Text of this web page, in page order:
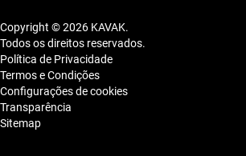
Mercedes Benz C 350
Mercedes Benz C 43 AMG
Copyright © 2026 KAVAK.
Todos os direitos reservados.
Política de Privacidade
Termos e Condições
Configurações de cookies
Transparência
Sitemap